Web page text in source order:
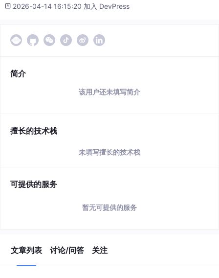
2026-04-14 16:15:20 加入 DevPress
简介
该用户还未填写简介
擅长的技术栈
未填写擅长的技术栈
可提供的服务
暂无可提供的服务
文章列表 讨论/问答 关注